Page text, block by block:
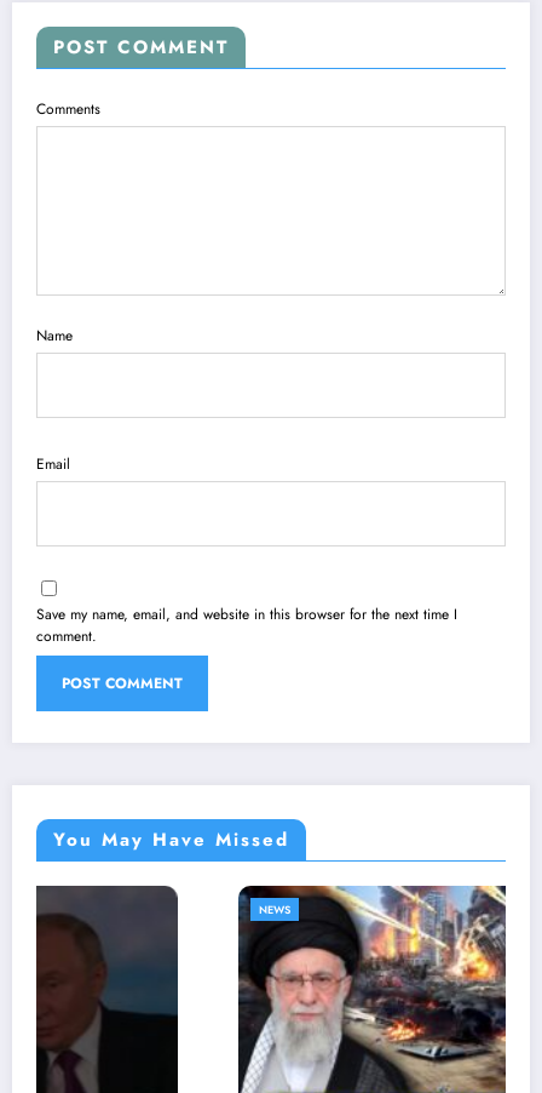
POST COMMENT
Comments
Name
Email
Save my name, email, and website in this browser for the next time I
comment.
You May Have Missed